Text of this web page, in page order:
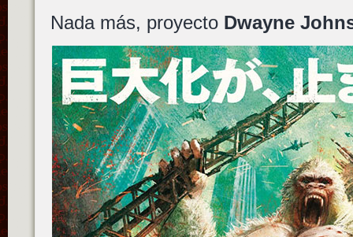
Nada más, proyecto Dwayne